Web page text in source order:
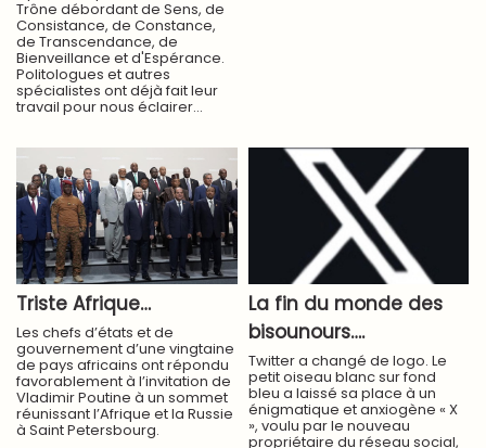
Trône débordant de Sens, de
Consistance, de Constance,
de Transcendance, de
Bienveillance et d'Espérance.
Politologues et autres
spécialistes ont déjà fait leur
travail pour nous éclairer...
Triste Afrique…
Les chefs d’états et de
gouvernement d’une vingtaine
de pays africains ont répondu
favorablement à l’invitation de
Vladimir Poutine à un sommet
réunissant l’Afrique et la Russie
à Saint Petersbourg.
La fin du monde des
bisounours….
Twitter a changé de logo. Le
petit oiseau blanc sur fond
bleu a laissé sa place à un
énigmatique et anxiogène « X
», voulu par le nouveau
propriétaire du réseau social,